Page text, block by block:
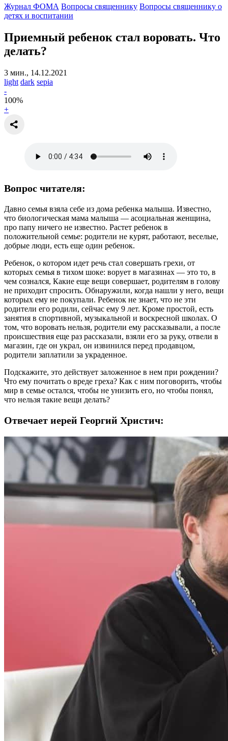
Журнал ФОМА Вопросы священнику Вопросы священнику о
детях и воспитании
Приемный ребенок стал воровать. Что
делать?
3 мин., 14.12.2021
light dark sepia
-
100%
+
Вопрос читателя:
Давно семья взяла себе из дома ребенка малыша. Известно,
что биологическая мама малыша — асоциальная женщина,
про папу ничего не известно. Растет ребенок в
положительной семье: родители не курят, работают, веселые,
добрые люди, есть еще один ребенок.
Ребенок, о котором идет речь стал совершать грехи, от
которых семья в тихом шоке: ворует в магазинах — это то, в
чем сознался, Какие еще вещи совершает, родителям в голову
не приходит спросить. Обнаружили, когда нашли у него, вещи
которых ему не покупали. Ребенок не знает, что не эти
родители его родили, сейчас ему 9 лет. Кроме простой, есть
занятия в спортивной, музыкальной и воскресной школах. О
том, что воровать нельзя, родители ему рассказывали, а после
происшествия еще раз рассказали, взяли его за руку, отвели в
магазин, где он украл, он извинился перед продавцом,
родители заплатили за украденное.
Подскажите, это действует заложенное в нем при рождении?
Что ему почитать о вреде греха? Как с ним поговорить, чтобы
мир в семье остался, чтобы не унизить его, но чтобы понял,
что нельзя такие вещи делать?
Отвечает иерей Георгий Христич: